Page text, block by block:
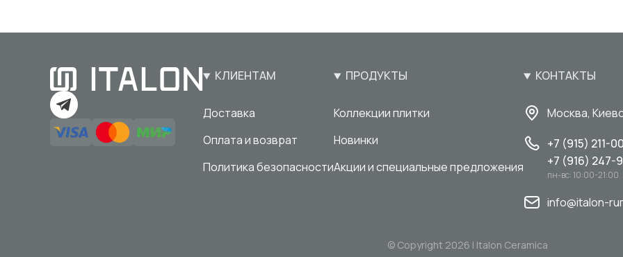
КЛИЕНТАМ
Доставка
Оплата и возврат
Политика безопасности
ПРОДУКТЫ
Коллекции плитки
Новинки
Акции и специальные предложения
КОНТАКТЫ
Москва,
+7 (915) 211-
+7 (916) 247-
пн-вс: 10:00-21:00
info@italon-
© Copyright 2026 | Italon Ceramica